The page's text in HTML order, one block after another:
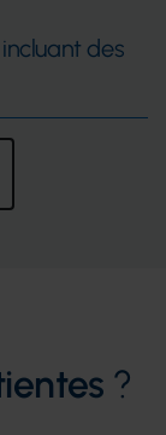
des
?